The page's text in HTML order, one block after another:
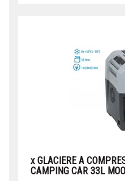
x GLACIERE A
CAMPING CAR 33L